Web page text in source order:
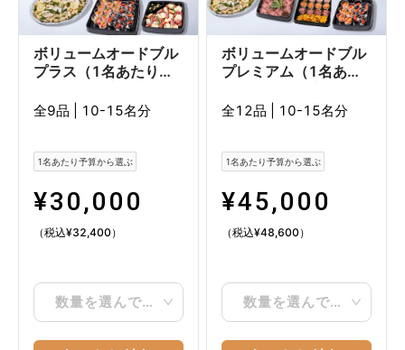
ボリュームオードブル
プラス（1名あたり
全9品 10-15名分
1名あたり予算から選ぶ
¥30,000
（税込¥32,400）
数量を選んでください
ボリュームオードブル
プレミアム（1名あた
全12品 10-15名分
1名あたり予算から選ぶ
¥45,000
（税込¥48,600）
数量を選んでください